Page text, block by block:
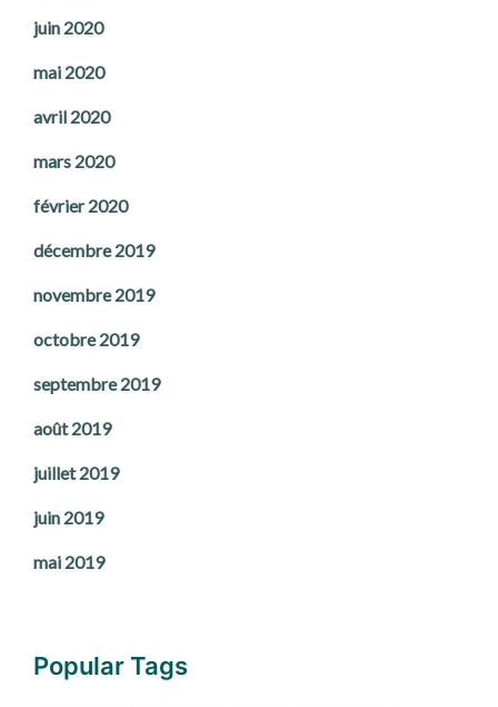
juin 2020
mai 2020
avril 2020
mars 2020
février 2020
décembre 2019
novembre 2019
octobre 2019
septembre 2019
août 2019
juillet 2019
juin 2019
mai 2019
Popular Tags